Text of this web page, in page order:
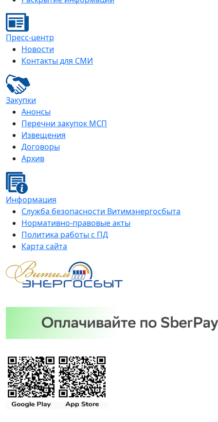
Пресс-центр
Новости
Контакты для СМИ
Закупки
Анонсы
Перечни закупок МСП
Извещения
Договоры
Архив
Информация
Служба безопасности Витимэнергосбыта
Нормативно-правовые акты
Политика работы с ПД
Карта сайта